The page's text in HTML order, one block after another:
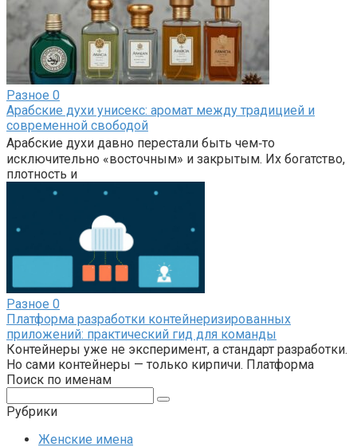
Разное 0
Арабские духи унисекс: аромат между традицией и
современной свободой
Арабские духи давно перестали быть чем‑то
исключительно «восточным» и закрытым. Их богатство,
плотность и
Разное 0
Платформа разработки контейнеризированных
приложений: практический гид для команды
Контейнеры уже не эксперимент, а стандарт разработки.
Но сами контейнеры — только кирпичи. Платформа
Поиск по именам
Рубрики
Женские имена